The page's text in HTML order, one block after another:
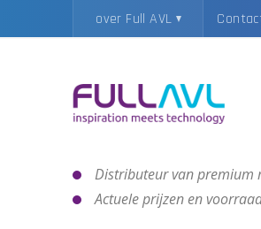
over Full AVL
Distributeur van premium
Actuele prijzen en